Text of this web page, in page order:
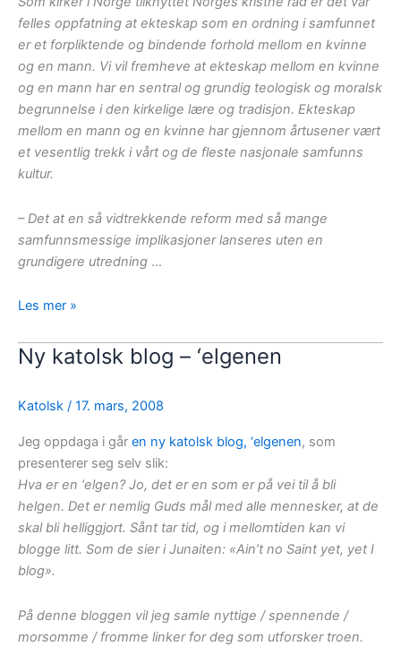
felles oppfatning at ekteskap som en ordning i samfunnet
er et forpliktende og bindende forhold mellom en kvinne
og en mann. Vi vil fremheve at ekteskap mellom en kvinne
og en mann har en sentral og grundig teologisk og moralsk
begrunnelse i den kirkelige lære og tradisjon. Ekteskap
mellom en mann og en kvinne har gjennom årtusener vært
et vesentlig trekk i vårt og de fleste nasjonale samfunns
kultur.
– Det at en så vidtrekkende reform med så mange
samfunnsmessige implikasjoner lanseres uten en
grundigere utredning …
Norges
råd
uttaler
tydelig
mot
foreslåtte
ekteskapsloven
Les mer »
Ny katolsk blog – ‘elgenen
Katolsk / 17. mars, 2008
Jeg oppdaga i går en ny katolsk blog, ‘elgenen, som
presenterer seg selv slik:
Hva er en ‘elgen? Jo, det er en som er på vei til å bli
helgen. Det er nemlig Guds mål med alle mennesker, at de
skal bli helliggjort. Sånt tar tid, og i mellomtiden kan vi
blogge litt. Som de sier i Junaiten: «Ain’t no Saint yet, yet I
blog».
På denne bloggen vil jeg samle nyttige / spennende /
morsomme / fromme linker for deg som utforsker troen.